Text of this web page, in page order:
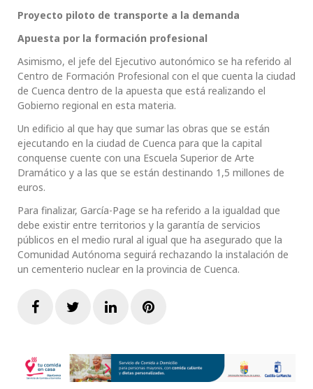
Proyecto piloto de transporte a la demanda
Apuesta por la formación profesional
Asimismo, el jefe del Ejecutivo autonómico se ha referido al
Centro de Formación Profesional con el que cuenta la ciudad
de Cuenca dentro de la apuesta que está realizando el
Gobierno regional en esta materia.
Un edificio al que hay que sumar las obras que se están
ejecutando en la ciudad de Cuenca para que la capital
conquense cuente con una Escuela Superior de Arte
Dramático y a las que se están destinando 1,5 millones de
euros.
Para finalizar, García-Page se ha referido a la igualdad que
debe existir entre territorios y la garantía de servicios
públicos en el medio rural al igual que ha asegurado que la
Comunidad Autónoma seguirá rechazando la instalación de
un cementerio nuclear en la provincia de Cuenca.
FacebookTwitterLinkedInPinterest